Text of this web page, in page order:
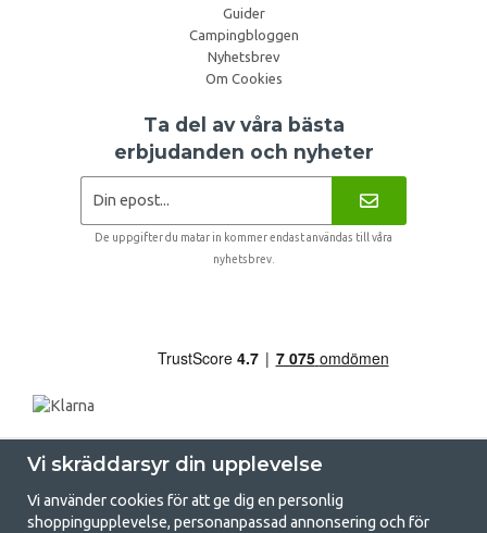
Guider
Campingbloggen
Nyhetsbrev
Om Cookies
Ta del av våra bästa
erbjudanden och nyheter
De uppgifter du matar in kommer endast användas till våra
nyhetsbrev.
Vi skräddarsyr din upplevelse
Vi använder cookies för att ge dig en personlig
shoppingupplevelse, personanpassad annonsering och för